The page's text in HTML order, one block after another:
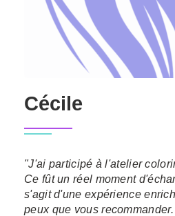
Cécile
"J'ai participé à l'atelier
Ce fût un réel moment
s'agit d'une expérience
peux que vous